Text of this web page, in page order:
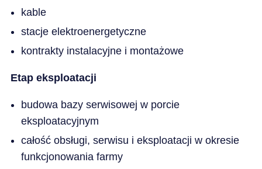
kable
stacje elektroenergetyczne
kontrakty instalacyjne i montażowe
Etap eksploatacji
budowa bazy serwisowej w porcie
eksploatacyjnym
całość obsługi, serwisu i eksploatacji w okresie
funkcjonowania farmy